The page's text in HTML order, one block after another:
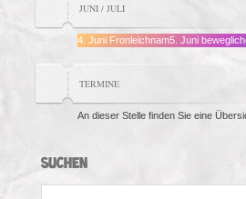
JUNI / JULI
4. Juni Fronleichnam5. Juni
TERMINE
An dieser Stelle finden Sie eine
SUCHEN